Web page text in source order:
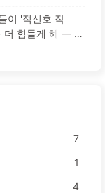
이 '적신호 작
더 힘들게 해 — 천
7
1
4